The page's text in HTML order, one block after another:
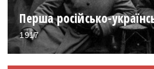
Перша російсько-
1917